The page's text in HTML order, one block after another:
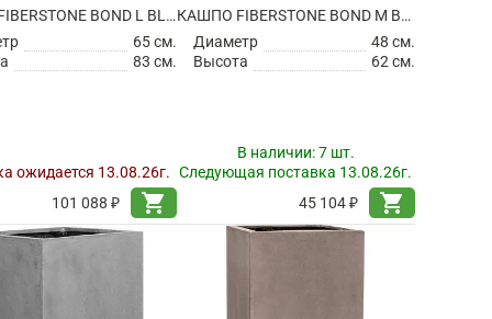
КАШПО FIBERSTONE BOND L BLACK
65 см.
83 см.
ожидается 13.08.26г.
101 088 ₽
shopping_cart
КАШПО FIBERSTONE BOND M BLACK
Диаметр
48 см.
Высота
62 см.
В наличии:7 шт.
Следующая поставка 13.08.26г.
45 104 ₽
shopping_cart